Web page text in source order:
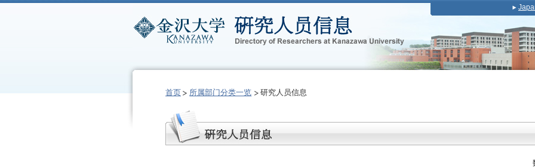
首页 所属部门分类一览 研究人员信息